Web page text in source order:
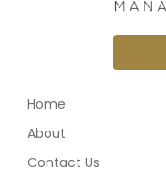
Home
About
Contact Us